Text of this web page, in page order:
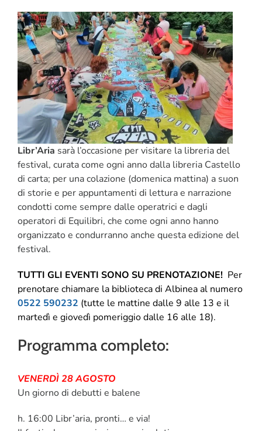
Libr’Aria sarà l’occasione per visitare la libreria del
festival, curata come ogni anno dalla libreria Castello
di carta; per una colazione (domenica mattina) a suon
di storie e per appuntamenti di lettura e narrazione
condotti come sempre dalle operatrici e dagli
operatori di Equilibri, che come ogni anno hanno
organizzato e condurranno anche questa edizione del
festival.
TUTTI GLI EVENTI SONO SU PRENOTAZIONE! Per
prenotare chiamare la biblioteca di Albinea al numero
0522 590232 (tutte le mattine dalle 9 alle 13 e il
martedì e giovedì pomeriggio dalle 16 alle 18).
Programma completo:
VENERDÌ 28 AGOSTO
Un giorno di debutti e balene
h. 16:00 Libr’aria, pronti… e via!